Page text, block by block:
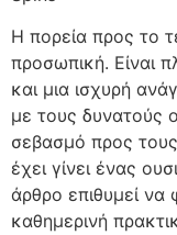
Η πορεία προς το
προσωπική. Είναι
και μια ισχυρή
με τους δυνατούς
σεβασμό προς
έχει γίνει ένας
άρθρο επιθυμεί να
καθημερινή